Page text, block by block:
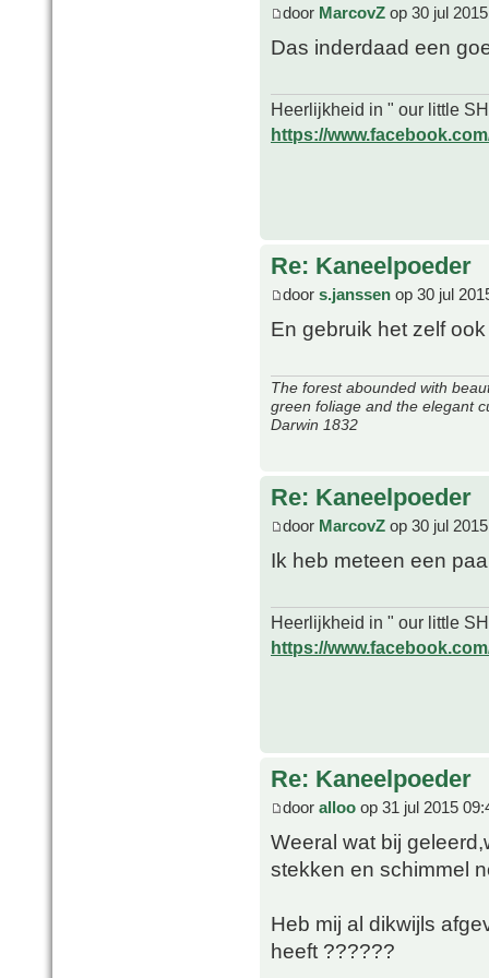
door MarcovZ op 30 jul
Das inderdaad een
Heerlijkheid in " our little
https://
Re: Kaneelpoeder
door s.janssen op 30 jul
En gebruik het zelf
The forest abounded with
green foliage and the elegant
Darwin 1832
Re: Kaneelpoeder
door MarcovZ op 30 jul
Ik heb meteen een
Heerlijkheid in " our little
https://
Re: Kaneelpoeder
door alloo op 31 jul 2015
Weeral wat bij
stekken en schimmel
Heb mij al dikwijls
heeft ??????